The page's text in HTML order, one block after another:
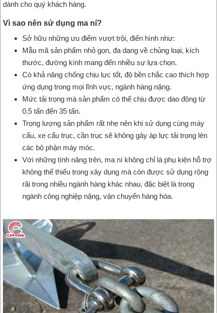
dành cho quý khách hàng.
Vì sao nên sử dụng ma ní?
Sở hữu những ưu điểm vượt trội, điển hình như:
Mẫu mã sản phẩm nhỏ gọn, đa dạng về chủng loại, kích
thước, đường kính mang đến nhiều sự lựa chọn.
Có khả năng chống chịu lực tốt, độ bền chắc cao thích hợp
ứng dụng trong mọi lĩnh vực, ngành hàng nặng.
Mức tải trọng mà sản phẩm có thể chịu được dao động từ
0,5 tấn đến 35 tấn.
Trọng lượng sản phẩm rất nhẹ nên khi sử dụng cùng máy
cẩu, xe cẩu trục, cần trục sẽ không gây áp lực tải trọng lên
các bộ phận máy móc.
Với những tính năng trên, ma ní không chỉ là phụ kiện hỗ trợ
không thể thiếu trong xây dụng mà còn được sử dụng rộng
rãi trong nhiều ngành hàng khác nhau, đặc biệt là trong
ngành công nghiệp nặng, vận chuyển hàng hóa.